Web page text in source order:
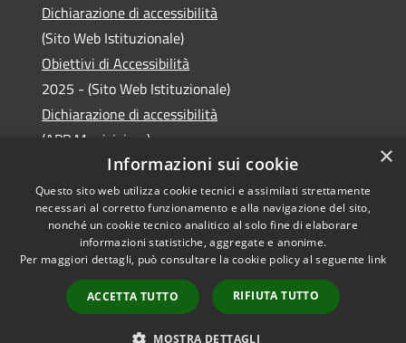
Dichiarazione di accessibilità
(Sito Web Istituzionale)
Obiettivi di Accessibilità
2025 - (Sito Web Istituzionale)
Dichiarazione di accessibilità
(APP Municipium)
Accessibilità
Privacy
Mappa del sito
Copyright © 2026 • Comune di
Laveno Mombello • Powered
Municipium •Accesso
redazione
×
Informazioni sui cookie
Questo sito web utilizza cookie tecnici e assimilati strettamente
necessari al corretto funzionamento e alla navigazione del sito,
nonché un cookie tecnico analitico al solo fine di elaborare
informazioni statistiche, aggregate e anonime.
Per maggiori dettagli, può consultare la cookie policy al seguente link
ACCETTA TUTTO RIFIUTA TUTTO
MOSTRA DETTAGLI